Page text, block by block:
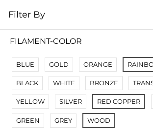
Filter By
FILAMENT-COLOR
BLUE GOLD ORANGE
BLACK WHITE BRONZE
YELLOW SILVER RED COPPER
GREEN GREY WOOD